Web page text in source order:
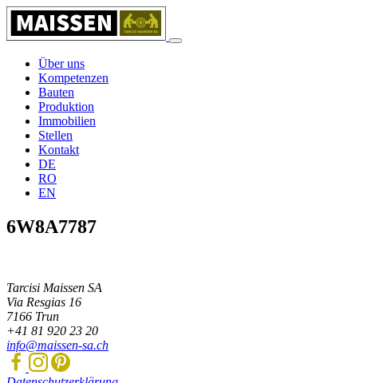
Über uns
Kompetenzen
Bauten
Produktion
Immobilien
Stellen
Kontakt
DE
RO
EN
6W8A7787
Tarcisi Maissen SA
Via Resgias 16
7166 Trun
+41 81 920 23 20
info@maissen-sa.ch